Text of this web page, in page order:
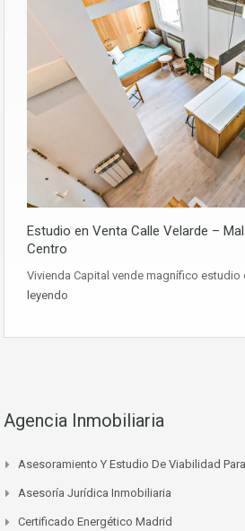
Estudio en Venta Calle Velarde –
Centro
Vivienda Capital vende magnífico estudio
leyendo
Agencia Inmobiliaria
Asesoramiento Y Estudio De Viabilidad
Asesoría Jurídica Inmobiliaria
Certificado Energético Madrid